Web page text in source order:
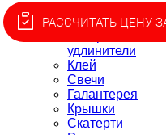
приготовления
удлинители
Клей
Свечи
Галантерея
Крышки
Скатерти
РАССЧИТАТЬ ЦЕНУ